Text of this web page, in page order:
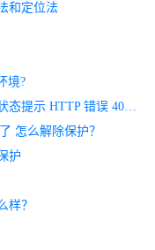
和定位法
境?
组或资源的状态不是执行请求操作的正确状态提示 HTTP 错误 404 -文件或目录未找到。
怎么解除保护？
护
样？